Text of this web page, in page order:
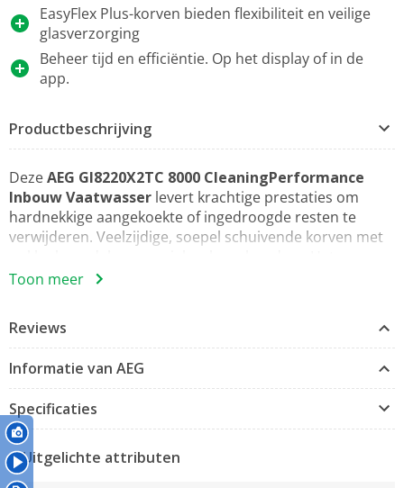
EasyFlex Plus-korven bieden flexibiliteit en veilige
glasverzorging
Beheer tijd en efficiëntie. Op het display of in de
app.
Productbeschrijving
DezeAEG GI8220X2TC 8000 CleaningPerformance
Inbouw Vaatwasser levert krachtige prestaties om
hardnekkige aangekoekte of ingedroogde resten te
verwijderen. Veelzijdige, soepel schuivende korven met
efficiënte watersysteem gebruikt slechts 8,4 liter water.
hardnekkige etensresten
De dubbele roterende sproeiarm van SatelliteClean®
Pro verspreidt efficiënte waterstralen vanuit meerdere
hoeken. Zo worden hardnekkige etensresten in slechts
90 minuten voor 100% verwijderd – zonder extra
waterverbruik.
EasyFlex Plus-korven bieden flexibiliteit en veilige
glasverzorging
Toon meer
Reviews
Informatie van AEG
Specificaties
Uitgelichte attributen